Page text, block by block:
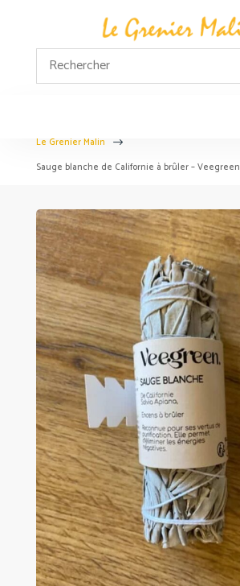
Le Grenier Malin $
Sauge blanche de Californie à brûler – Veegreen